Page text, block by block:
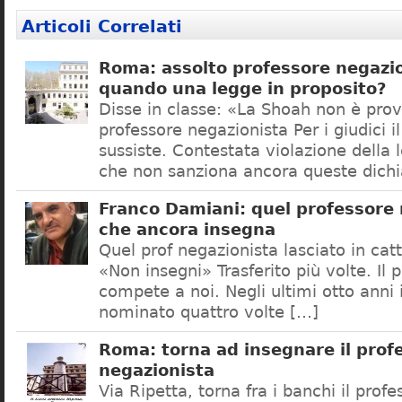
Articoli Correlati
Roma: assolto professore
quando una legge in proposito?
Disse in classe: «La Shoah non è
professore negazionista Per i giudici
sussiste. Contestata violazione della
che non sanziona ancora queste
Franco Damiani: quel professore
che ancora insegna
Quel prof negazionista lasciato in
«Non insegni» Trasferito più volte. Il
compete a noi. Negli ultimi otto anni
nominato quattro volte […]
Roma: torna ad insegnare il
negazionista
Via Ripetta, torna fra i banchi il